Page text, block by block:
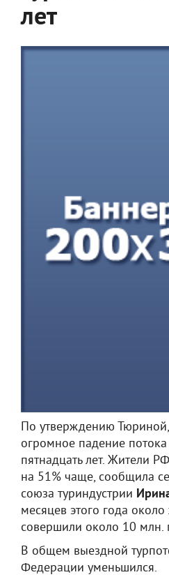
лет
По утверждению
огромное падение
пятнадцать лет. Жители
на 51% чаще, сообщила
союза туриндустрии
месяцев этого года
совершили около 10 млн.
В общем выездной
Федерации уменьшился.